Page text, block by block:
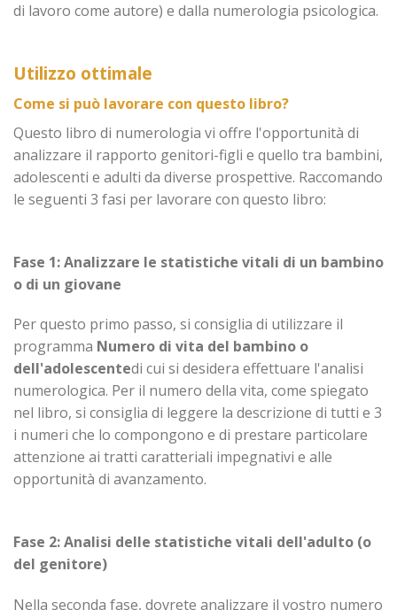
di lavoro come autore) e dalla numerologia psicologica.
Utilizzo ottimale
Come si può lavorare con questo libro?
Questo libro di numerologia vi offre l'opportunità di
analizzare il rapporto genitori-figli e quello tra bambini,
adolescenti e adulti da diverse prospettive. Raccomando
le seguenti 3 fasi per lavorare con questo libro:
Fase 1:Analizzare le statistiche vitali di un bambino
o di un giovane
Per questo primo passo, si consiglia di utilizzare il
programma Numero di vita del bambino o
dell'adolescentedi cui si desidera effettuare l'analisi
numerologica. Per il numero della vita, come spiegato
nel libro, si consiglia di leggere la descrizione di tutti e 3
i numeri che lo compongono e di prestare particolare
attenzione ai tratti caratteriali impegnativi e alle
opportunità di avanzamento.
Fase 2:Analisi delle statistiche vitali dell'adulto (o
del genitore)
Nella seconda fase, dovrete analizzare il vostro numero